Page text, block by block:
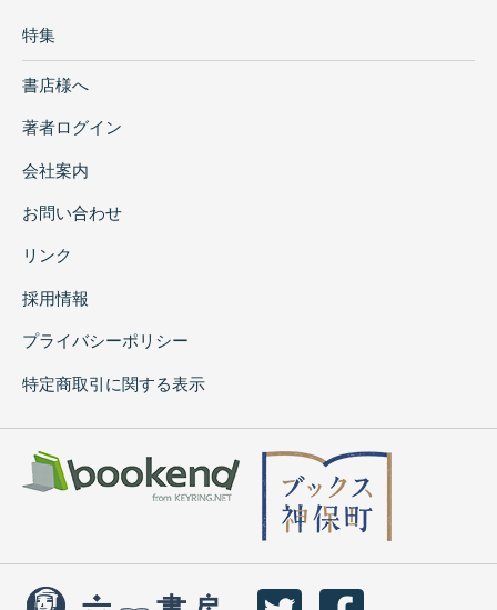
特集
書店様へ
著者ログイン
会社案内
お問い合わせ
リンク
採用情報
プライバシーポリシー
特定商取引に関する表示